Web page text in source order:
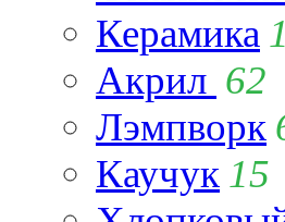
Керамика
Акрил 62
Лэмпворк
Каучук 15